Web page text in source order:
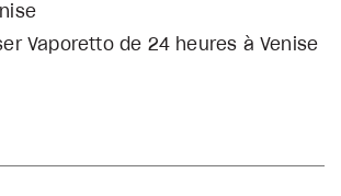
Vaporetto de 24 heures à Venise